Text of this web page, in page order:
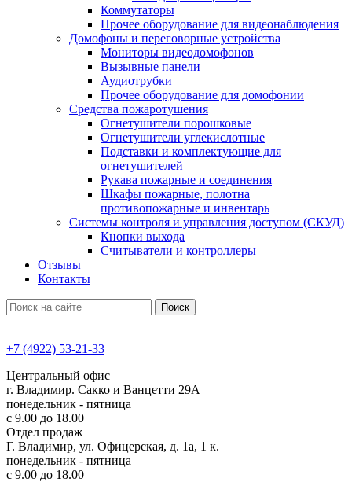
Коммутаторы
Прочее оборудование для видеонаблюдения
Домофоны и переговорные устройства
Мониторы видеодомофонов
Вызывные панели
Аудиотрубки
Прочее оборудование для домофонии
Средства пожаротушения
Огнетушители порошковые
Огнетушители углекислотные
Подставки и комплектующие для
огнетушителей
Рукава пожарные и соединения
Шкафы пожарные, полотна
противопожарные и инвентарь
Системы контроля и управления доступом (СКУД)
Кнопки выхода
Считыватели и контроллеры
Отзывы
Контакты
Поиск
+7 (4922) 53-21-33
Центральный офис
г. Владимир. Сакко и Ванцетти 29А
понедельник - пятница
с 9.00 до 18.00
Отдел продаж
Г. Владимир, ул. Офицерская, д. 1а, 1 к.
понедельник - пятница
с 9.00 до 18.00